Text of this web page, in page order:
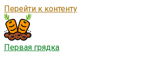
Перейти к контенту
Первая грядка